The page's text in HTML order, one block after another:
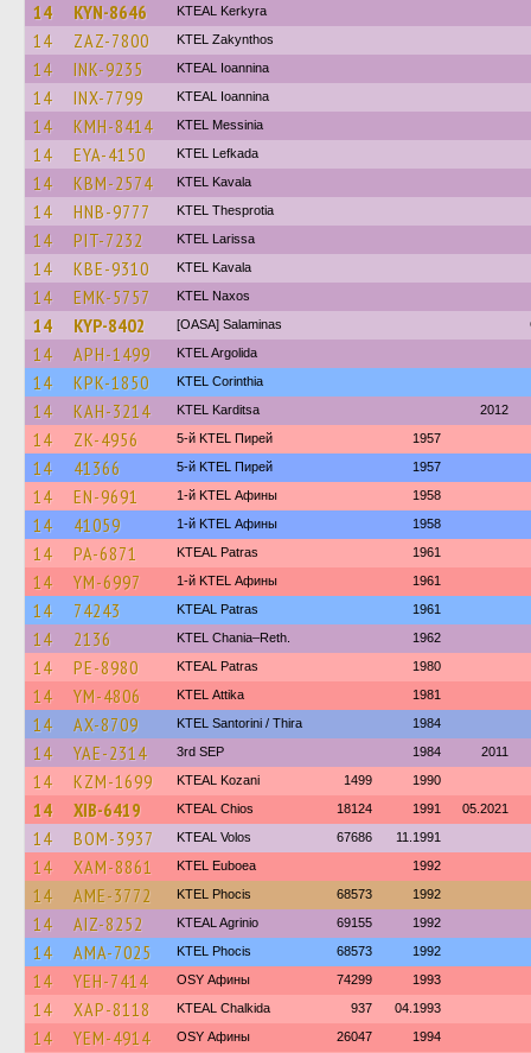
14 KYN-8646 KTEAL Kerkyra
14 ZAZ-7800 KTEL Zakynthos
14 INK-9235 KTEAL Ioannina
14 INX-7799 KTEAL Ioannina
14 KMH-8414 KTEL Messinia
14 EYA-4150 KTEL Lefkada
14 KBM-2574 KTEL Kavala
14 HNB-9777 KTEL Thesprotia
14 PIT-7232 KTEL Larissa
14 KBE-9310 KTEL Kavala
14 EMK-5757 KTEL Naxos
14 KYP-8402 [OASA] Salaminas
14 APH-1499 KTEL Argolida
14 KPK-1850 KTEL Corinthia
14 KAH-3214 ΚΤΕL Karditsa 2012
14 ZK-4956 5-й KTEL Пирей 1957
14 41366 5-й KTEL Пирей 1957
14 EN-9691 1-й KTEL Афины 1958
14 41059 1-й KTEL Афины 1958
14 PA-6871 KTEAL Patras 1961
14 YM-6997 1-й KTEL Афины 1961
14 74243 KTEAL Patras 1961
14 2136 KTEL Chania–Reth. 1962
14 PE-8980 KTEAL Patras 1980
14 YM-4806 KΤΕL Αttika 1981
14 AX-8709 KTEL Santorini / Thira 1984
14 YAE-2314 3rd SEP 1984 2011
14 KZM-1699 KTEAL Kozani 1499 1990
14 XIB-6419 KTEAL Chios 18124 1991 05.2021
14 BOM-3937 KTEAL Volos 67686 11.1991
14 XAM-8861 ΚΤΕL Euboea 1992
14 AME-3772 ΚΤΕL Phocis 68573 1992
14 AIZ-8252 KTEAL Agrinio 69155 1992
14 AMA-7025 ΚΤΕL Phocis 68573 1992
14 YEH-7414 OSY Афины 74299 1993
14 XAP-8118 KTEAL Chalkida 937 04.1993
14 YEM-4914 OSY Афины 26047 1994